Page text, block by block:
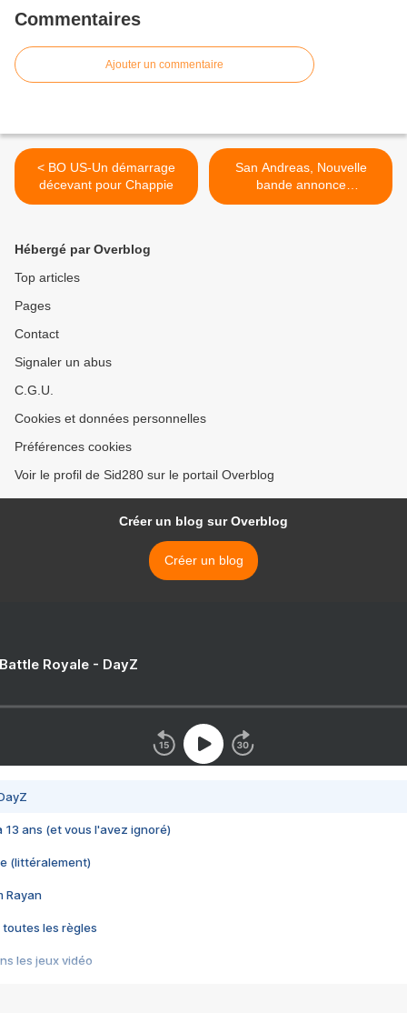
Commentaires
Ajouter un commentaire
< BO US-Un démarrage
décevant pour Chappie
San Andreas, Nouvelle
bande annonce
spectaculaire >
Hébergé par Overblog
Top articles
Pages
Contact
Signaler un abus
C.G.U.
Cookies et données personnelles
Préférences cookies
Voir le profil de Sid280 sur le portail Overblog
Créer un blog sur Overblog
Créer un blog
Royale - DayZ
13 ans (et vous l'avez ignoré)
(littéralement)
Rayan
toutes les règles
les jeux vidéo